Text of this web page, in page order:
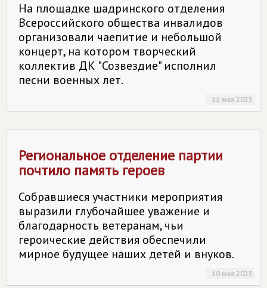
На площадке шадринского отделения
Всероссийского общества инвалидов
организовали чаепитие и небольшой
концерт, на котором творческий
коллектив ДК "Созвездие" исполнил
песни военных лет.
11 мая 2025
Региональное отделение партии
почтило память героев
Собравшиеся участники мероприятия
выразили глубочайшее уважение и
благодарность ветеранам, чьи
героические действия обеспечили
мирное будущее наших детей и внуков.
10 мая 2025